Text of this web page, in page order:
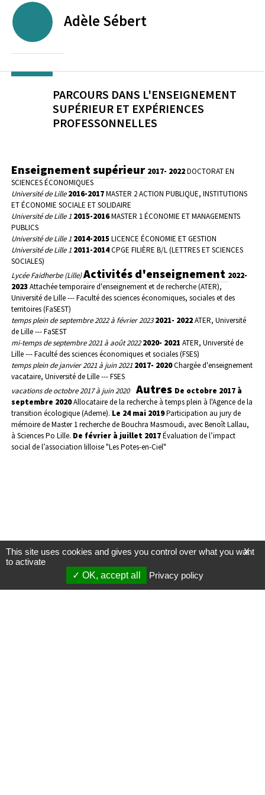
Adèle Sébert
PARCOURS DANS L'ENSEIGNEMENT
SUPÉRIEUR ET EXPÉRIENCES
PROFESSONNELLES
Enseignement supérieur 2017- 2022DOCTORAT EN
SCIENCES ÉCONOMIQUES
Université de Lille 2016-2017MASTER 2 ACTION PUBLIQUE, INSTITUTIONS
ET ÉCONOMIE SOCIALE ET SOLIDAIRE
Université de Lille 1 2015-2016MASTER 1 ÉCONOMIE ET MANAGEMENTS
PUBLICS
Université de Lille 1 2014-2015LICENCE ÉCONOMIE ET GESTION
Université de Lille 1 2011-2014CPGE FILIÈRE B/L (LETTRES ET SCIENCES
SOCIALES)
Lycée Faidherbe (Lille)Activités d'enseignement 2022-
2023Attachée temporaire d'enseignement et de recherche (ATER),
Université de Lille --- Faculté des sciences économiques, sociales et des
territoires (FaSEST)
temps plein de septembre 2022 à février 2023 2021- 2022ATER, Université
de Lille --- FaSEST
mi-temps de septembre 2021 à août 2022 2020- 2021 ATER, Université de
Lille --- Faculté des sciences économiques et sociales (FSES)
temps plein de janvier 2021 à juin 2021 2017- 2020Chargée d'enseignement
vacataire, Université de Lille --- FSES
vacations de octobre 2017 à juin 2020
Autres De octobre 2017 à
septembre 2020Allocataire de la recherche à temps plein à l'Agence de la
transition écologique (Ademe). Le 24 mai 2019Participation au jury de
mémoire de Master 1 recherche de Bouchra Masmoudi, avec Benoît Lallau,
à Sciences Po Lille. De février à juillet 2017Évaluation de l’impact
social de l’association lilloise "Les Potes-en-Ciel"
X
This site uses cookies and gives you control over what you want
to activate
OK, accept all
Privacy policy